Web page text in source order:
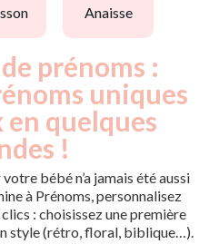
anaisse
prénoms :
uniques
quelques
!
bébé n’a jamais été aussi
à Prénoms, personnalisez
: choisissez une première
style (rétro, floral, biblique…).